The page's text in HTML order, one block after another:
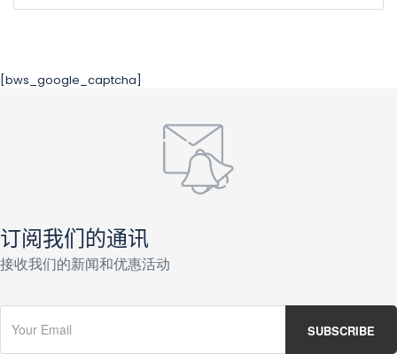
[bws_google_captcha]
订阅我们的通讯
接收我们的新闻和优惠活动